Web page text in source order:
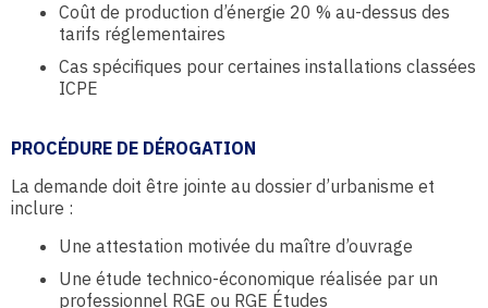
Coût de production d’énergie 20 % au-dessus des
tarifs réglementaires
Cas spécifiques pour certaines installations classées
ICPE
PROCÉDURE DE DÉROGATION
La demande doit être jointe au dossier d’urbanisme et
inclure :
Une attestation motivée du maître d’ouvrage
Une étude technico-économique réalisée par un
professionnel RGE ou RGE Études